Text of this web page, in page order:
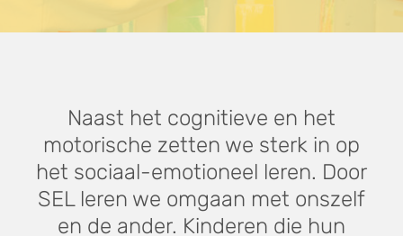
Naast het cognitieve en het
motorische zetten we sterk in op
het sociaal-emotioneel leren. Door
SEL leren we omgaan met onszelf
en de ander. Kinderen die hun